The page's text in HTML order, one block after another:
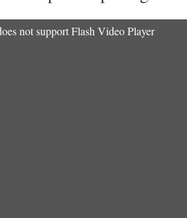
not support Flash Video Player